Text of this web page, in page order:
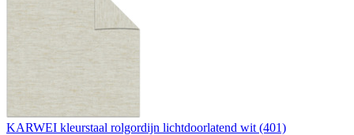
KARWEI kleurstaal rolgordijn lichtdoorlatend wit (401)